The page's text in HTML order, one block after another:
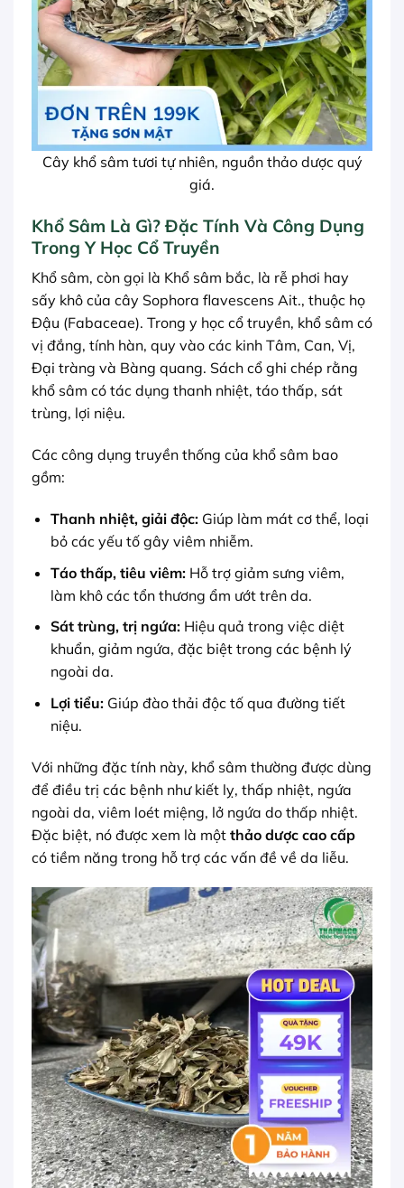
Cây khổ sâm tươi tự nhiên, nguồn thảo dược quý
giá.
Khổ Sâm Là Gì? Đặc Tính Và Công Dụng
Trong Y Học Cổ Truyền
Khổ sâm, còn gọi là Khổ sâm bắc, là rễ phơi hay
sấy khô của cây Sophora flavescens Ait., thuộc họ
Đậu (Fabaceae). Trong y học cổ truyền, khổ sâm có
vị đắng, tính hàn, quy vào các kinh Tâm, Can, Vị,
Đại tràng và Bàng quang. Sách cổ ghi chép rằng
khổ sâm có tác dụng thanh nhiệt, táo thấp, sát
trùng, lợi niệu.
Các công dụng truyền thống của khổ sâm bao
gồm:
Thanh nhiệt, giải độc:Giúp làm mát cơ thể, loại
bỏ các yếu tố gây viêm nhiễm.
Táo thấp, tiêu viêm:Hỗ trợ giảm sưng viêm,
làm khô các tổn thương ẩm ướt trên da.
Sát trùng, trị ngứa:Hiệu quả trong việc diệt
khuẩn, giảm ngứa, đặc biệt trong các bệnh lý
ngoài da.
Lợi tiểu:Giúp đào thải độc tố qua đường tiết
niệu.
Với những đặc tính này, khổ sâm thường được dùng
để điều trị các bệnh như kiết lỵ, thấp nhiệt, ngứa
ngoài da, viêm loét miệng, lở ngứa do thấp nhiệt.
Đặc biệt, nó được xem là một thảo dược cao cấp
có tiềm năng trong hỗ trợ các vấn đề về da liễu.